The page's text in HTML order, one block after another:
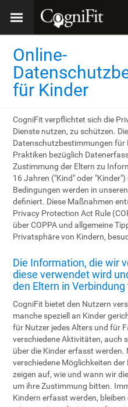
Online-
für Kinder
CogniFit verpflichtet sich die
Dienste nutzen, zu schützen.
Datenschutzbestimmungen für
Praktiken bezüglich
Zustimmung der Eltern zu
16 Jahren ("Kind" oder
Bedingungen werden in unseren
definiert. Diese Maßnahmen
Privacy Protection Act Rule
über COPPA und allgemeine
Privatsphäre von Kindern,
Die Information, die wir
diese verwendet wird
den Eltern in
CogniFit bietet den Nutzern
manche speziell an Kinder
für Nutzer jedes Alters und für
verschiedene Aktivitäten, auch
über die Kinder erfasst
verschiedene Möglichkeiten
zeigen auf, wie und wann wir
um ihre Zustimmung bitten.
Kindern erfasst werden,